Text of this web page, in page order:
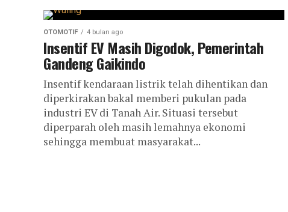
OTOMOTIF 4 bulan ago
Insentif EV Masih Digodok, Pemerintah
Gandeng Gaikindo
Insentif kendaraan listrik telah dihentikan dan
diperkirakan bakal memberi pukulan pada
industri EV di Tanah Air. Situasi tersebut
diperparah oleh masih lemahnya ekonomi
sehingga membuat masyarakat...